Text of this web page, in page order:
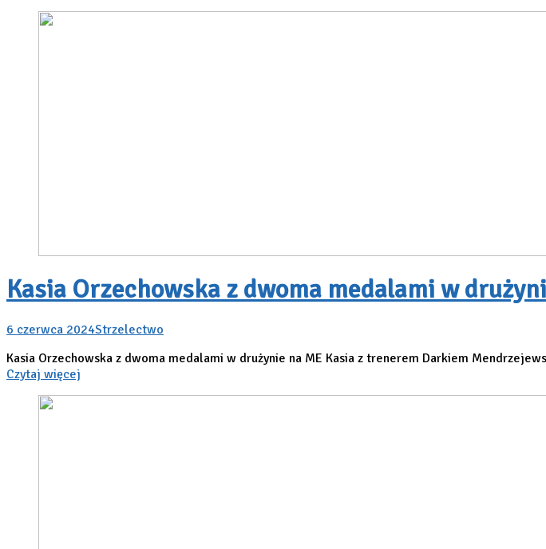
Kasia Orzechowska z dwoma medalami w
6 czerwca 2024Strzelectwo
Kasia Orzechowska z dwoma medalami w drużynie na ME Kasia z trenerem Darkiem
Czytaj więcej